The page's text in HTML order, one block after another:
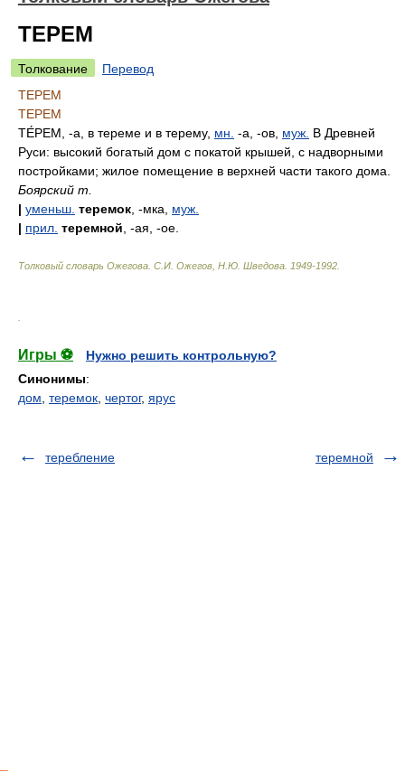
ТЕРЕМ
Толкование
Перевод
ТЕРЕМ
ТЕРЕМ
ТЕ́РЕМ , -а, в тереме и в терему, мн. -а, -ов, муж. В Древней
Руси: высокий богатый дом с покатой крышей, с надворными
постройками; жилое помещение в верхней части такого дома.
Боярский т.
| уменьш. теремок , -мка, муж.
| прил. теремной , -ая, -ое.
Толковый словарь Ожегова С.И. Ожегов, Н.Ю. Шведова. 1949-1992
Игры ⚽
Нужно решить контрольную?
Синонимы:
дом теремок чертог, ярус
теребление теремной